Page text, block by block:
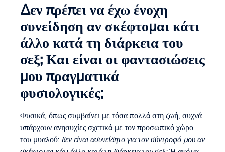
Δεν πρέπει να έχω ένοχη
συνείδηση αν σκέφτομαι κάτι
άλλο κατά τη διάρκεια του
σεξ; Και είναι οι φαντασιώσεις
μου πραγματικά
φυσιολογικές;
Φυσικά, όπως συμβαίνει με τόσα πολλά στη ζωή, συχνά
υπάρχουν ανησυχίες σχετικά με τον προσωπικό χώρο
του μυαλού: δεν είναι ασυνείδητο για τον σύντροφό μου αν